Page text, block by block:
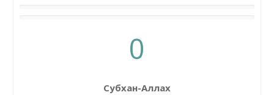
0
Субхан-Аллах